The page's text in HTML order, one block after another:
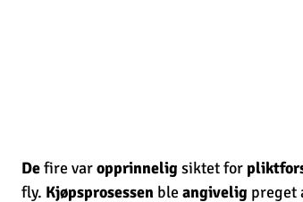
De fire var opprinnelig siktet for
fly. Kjøpsprosessen ble angivelig preget